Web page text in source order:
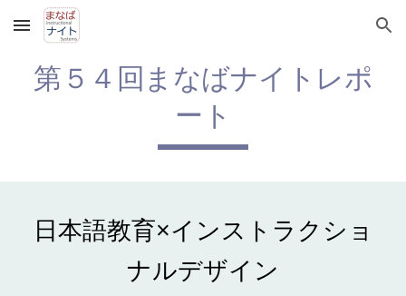
Skip to main content Skip to navigation
第５ ４ 回まなばナイトレポ
ート
日本語教育×インストラクショ
ナルデザイン